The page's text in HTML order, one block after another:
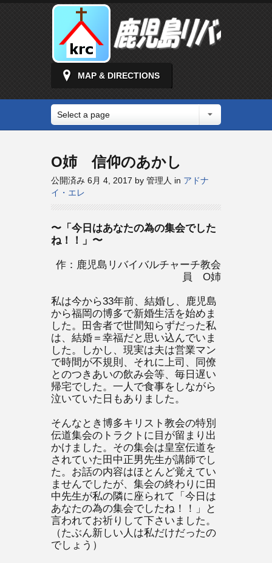
MAP & DIRECTIONS
Select a page
O姉 信仰のあかし
公開済み 6月 4, 2017 by 管理人 in アドナ
イ・エレ
〜「今日はあなたの為の集会でした
ね！！」〜
作：鹿児島リバイバルチャーチ教会
員 O姉
私は今から33年前、結婚し、鹿児島
から福岡の博多で新婚生活を始めま
した。田舎者で世間知らずだった私
は、結婚＝幸福だと思い込んでいま
した。しかし、現実は夫は営業マン
で時間が不規則、それに上司、同僚
とのつきあいの飲み会等、毎日遅い
帰宅でした。一人で食事をしながら
泣いていた日もありました。
そんなとき博多キリスト教会の特別
伝道集会のトラクトに目が留まり出
かけました。その集会は皇室伝道を
されていた田中正男先生が講師でし
た。お話の内容はほとんど覚えてい
ませんでしたが、集会の終わりに田
中先生が私の隣に座られて「今日は
あなたの為の集会でしたね！！」と
言われてお祈りして下さいました。
（たぶん新しい人は私だけだったの
でしょう）